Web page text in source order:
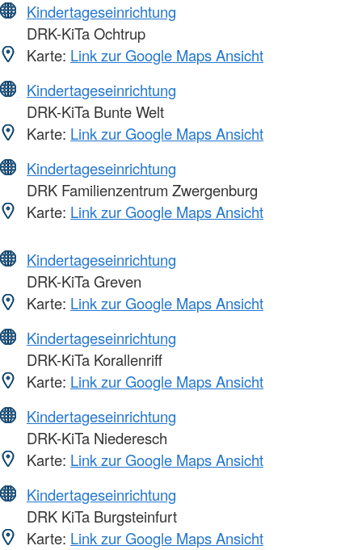
Kindertageseinrichtung
DRK-KiTa Ochtrup
Karte: Link zur Google Maps Ansicht
Kindertageseinrichtung
DRK-KiTa Bunte Welt
Karte: Link zur Google Maps Ansicht
Kindertageseinrichtung
DRK Familienzentrum Zwergenburg
Karte: Link zur Google Maps Ansicht
Kindertageseinrichtung
DRK-KiTa Greven
Karte: Link zur Google Maps Ansicht
Kindertageseinrichtung
DRK-KiTa Korallenriff
Karte: Link zur Google Maps Ansicht
Kindertageseinrichtung
DRK-KiTa Niederesch
Karte: Link zur Google Maps Ansicht
Kindertageseinrichtung
DRK KiTa Burgsteinfurt
Karte: Link zur Google Maps Ansicht